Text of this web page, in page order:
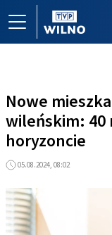
Nowe
wileńskim: 40
horyzoncie
05.08.2024, 08:02